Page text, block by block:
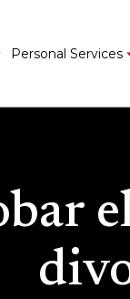
Personal Services